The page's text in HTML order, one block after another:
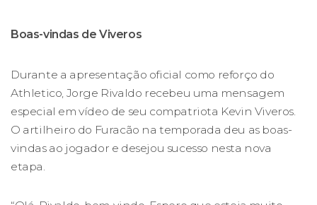
Boas-vindas de Viveros
Durante a apresentação oficial como reforço do
Athletico, Jorge Rivaldo recebeu uma mensagem
especial em vídeo de seu compatriota Kevin Viveros.
O artilheiro do Furacão na temporada deu as boas-
vindas ao jogador e desejou sucesso nesta nova
etapa.